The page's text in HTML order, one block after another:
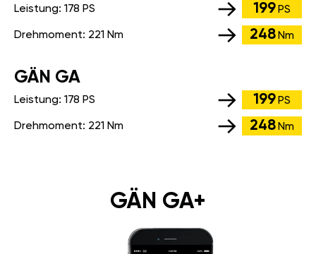
Leistung: 178 PS 199 PS
Drehmoment: 221 Nm 248 Nm
GÄN GA
Leistung: 178 PS 199 PS
Drehmoment: 221 Nm 248 Nm
GÄN GA+